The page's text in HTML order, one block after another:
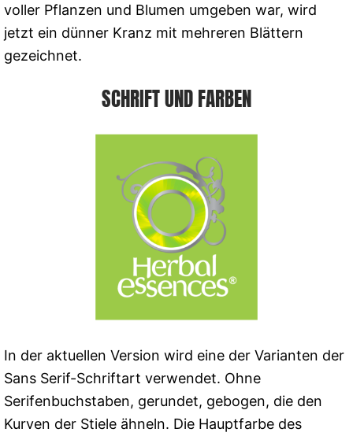
voller Pflanzen und Blumen umgeben war, wird
jetzt ein dünner Kranz mit mehreren Blättern
gezeichnet.
SCHRIFT UND FARBEN
In der aktuellen Version wird eine der Varianten der
Sans Serif-Schriftart verwendet. Ohne
Serifenbuchstaben, gerundet, gebogen, die den
Kurven der Stiele ähneln. Die Hauptfarbe des